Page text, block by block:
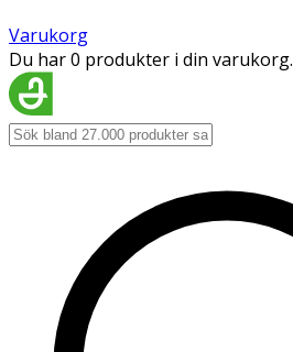
Varukorg
Du har 0 produkter i din varukorg.